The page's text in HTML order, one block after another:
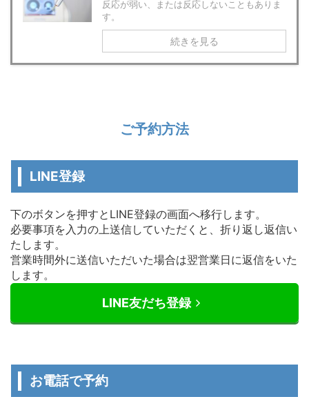
反応が弱い、または反応しないこともありま
す。
続きを見る
ご予約方法
LINE登録
下のボタンを押すとLINE登録の画面へ移行します。
必要事項を入力の上送信していただくと、折り返し返信い
たします。
営業時間外に送信いただいた場合は翌営業日に返信をいた
します。
LINE友だち登録
お電話で予約